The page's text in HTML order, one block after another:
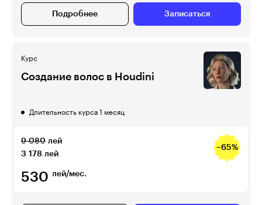
Подробнее Записаться
Курс
Создание волос в Houdini
Длительность курса 1 месяц
9 080 лей
3 178 лей
−65%
530 лей/мес.